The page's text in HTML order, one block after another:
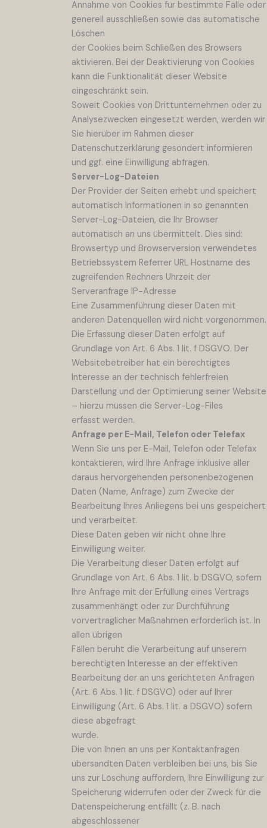
Annahme von Cookies für bestimmte Fälle oder
generell ausschließen sowie das automatische
Löschen
der Cookies beim Schließen des Browsers
aktivieren. Bei der Deaktivierung von Cookies
kann die Funktionalität dieser Website
eingeschränkt sein.
Soweit Cookies von Drittunternehmen oder zu
Analysezwecken eingesetzt werden, werden wir
Sie hierüber im Rahmen dieser
Datenschutzerklärung gesondert informieren
und ggf. eine Einwilligung abfragen.
Server-Log-Dateien
Der Provider der Seiten erhebt und speichert
automatisch Informationen in so genannten
Server-Log-Dateien, die Ihr Browser
automatisch an uns übermittelt. Dies sind:
Browsertyp und Browserversion verwendetes
Betriebssystem Referrer URL Hostname des
zugreifenden Rechners Uhrzeit der
Serveranfrage IP-Adresse
Eine Zusammenführung dieser Daten mit
anderen Datenquellen wird nicht vorgenommen.
Die Erfassung dieser Daten erfolgt auf
Grundlage von Art. 6 Abs. 1 lit. f DSGVO. Der
Websitebetreiber hat ein berechtigtes
Interesse an der technisch fehlerfreien
Darstellung und der Optimierung seiner Website
– hierzu müssen die Server-Log-Files
erfasst werden.
Anfrage per E-Mail, Telefon oder Telefax
Wenn Sie uns per E-Mail, Telefon oder Telefax
kontaktieren, wird Ihre Anfrage inklusive aller
daraus hervorgehenden personenbezogenen
Daten (Name, Anfrage) zum Zwecke der
Bearbeitung Ihres Anliegens bei uns gespeichert
und verarbeitet.
Diese Daten geben wir nicht ohne Ihre
Einwilligung weiter.
Die Verarbeitung dieser Daten erfolgt auf
Grundlage von Art. 6 Abs. 1 lit. b DSGVO, sofern
Ihre Anfrage mit der Erfüllung eines Vertrags
zusammenhängt oder zur Durchführung
vorvertraglicher Maßnahmen erforderlich ist. In
allen übrigen
Fällen beruht die Verarbeitung auf unserem
berechtigten Interesse an der effektiven
Bearbeitung der an uns gerichteten Anfragen
(Art. 6 Abs. 1 lit. f DSGVO) oder auf Ihrer
Einwilligung (Art. 6 Abs. 1 lit. a DSGVO) sofern
diese abgefragt
wurde.
Die von Ihnen an uns per Kontaktanfragen
übersandten Daten verbleiben bei uns, bis Sie
uns zur Löschung auffordern, Ihre Einwilligung zur
Speicherung widerrufen oder der Zweck für die
Datenspeicherung entfällt (z. B. nach
abgeschlossener